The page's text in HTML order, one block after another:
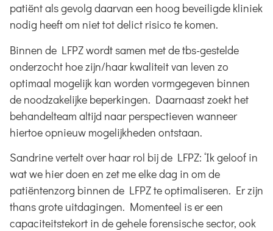
patiënt als gevolg daarvan een hoog beveiligde kliniek
nodig heeft om niet tot delict risico te komen.
Binnen de LFPZ wordt samen met de tbs-gestelde
onderzocht hoe zijn/haar kwaliteit van leven zo
optimaal mogelijk kan worden vormgegeven binnen
de noodzakelijke beperkingen. Daarnaast zoekt het
behandelteam altijd naar perspectieven wanneer
hiertoe opnieuw mogelijkheden ontstaan.
Sandrine vertelt over haar rol bij de LFPZ: ‘Ik geloof in
wat we hier doen en zet me elke dag in om de
patiëntenzorg binnen de LFPZ te optimaliseren. Er zijn
thans grote uitdagingen. Momenteel is er een
capaciteitstekort in de gehele forensische sector, ook